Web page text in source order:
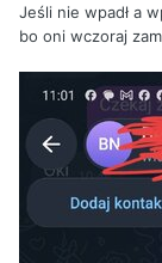
Jeśli nie wpadł a
bo oni wczoraj